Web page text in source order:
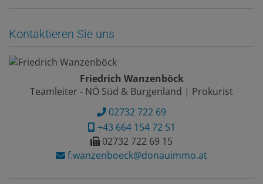
Kontaktieren Sie uns
Friedrich Wanzenböck
Teamleiter - NÖ Süd & Burgenland | Prokurist
02732 722 69
+43 664 154 72 51
02732 722 69 15
f.wanzenboeck@donauimmo.at